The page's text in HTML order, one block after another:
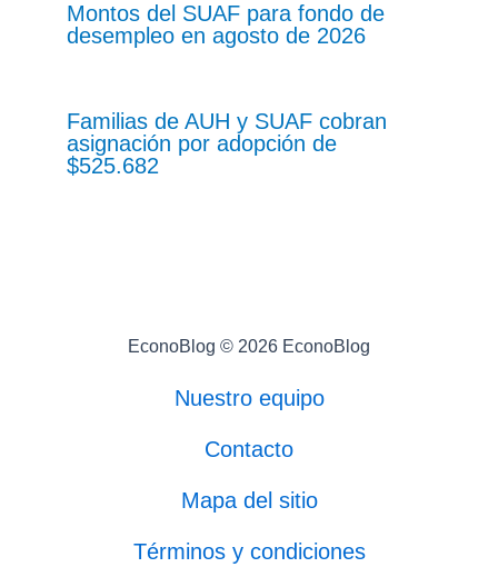
Montos del SUAF para fondo de
desempleo en agosto de 2026
Familias de AUH y SUAF cobran
asignación por adopción de
$525.682
EconoBlog © 2026 EconoBlog
Nuestro equipo
Contacto
Mapa del sitio
Términos y condiciones